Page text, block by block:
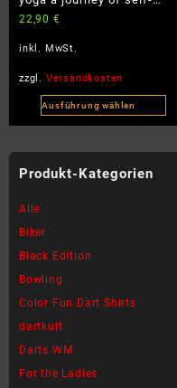
gewählt
werden
discovery and self-love –
Damen Premium Bio T-Shirt
22,90 €
inkl. MwSt.
zzgl. Versandkosten
Ausführung wählen
Dieses
mehrere
Die
Optionen
können
Produktseite
gewählt
werden
Produkt-Kategorien
Alle
Biker
Black Edition
Bowling
Color Fun Dart Shirts
dartkult
Darts WM
For the Ladies